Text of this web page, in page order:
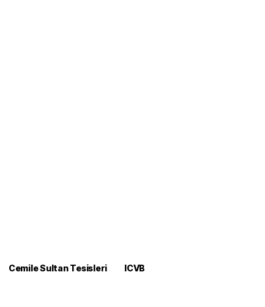
Cemile Sultan Tesisleri
ICVB